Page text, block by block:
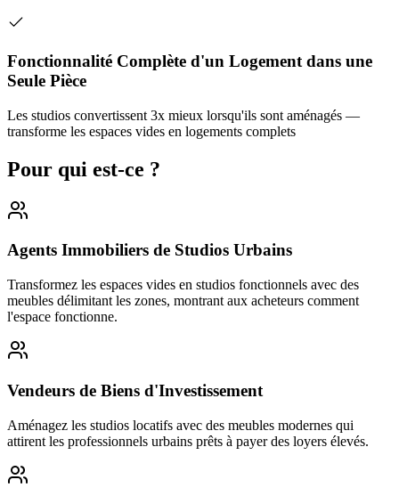
Fonctionnalité Complète d'un Logement dans une
Seule Pièce
Les studios convertissent 3x mieux lorsqu'ils sont aménagés —
transforme les espaces vides en logements complets
Pour qui est-ce ?
Agents Immobiliers de Studios Urbains
Transformez les espaces vides en studios fonctionnels avec des
meubles délimitant les zones, montrant aux acheteurs comment
l'espace fonctionne.
Vendeurs de Biens d'Investissement
Aménagez les studios locatifs avec des meubles modernes qui
attirent les professionnels urbains prêts à payer des loyers élevés.